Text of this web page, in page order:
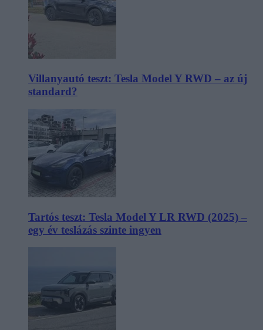
Villanyautó teszt: Tesla Model Y RWD – az új
standard?
Tartós teszt: Tesla Model Y LR RWD (2025) –
egy év teslázás szinte ingyen